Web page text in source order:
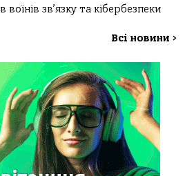
зв’язку та кібербезпеки
Всі новини >